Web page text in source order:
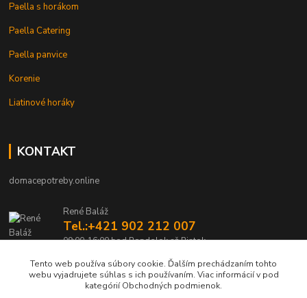
Paella s horákom
Paella Catering
Paella panvice
Korenie
Liatinové horáky
KONTAKT
domacepotreby.online
René Baláž
Tel.:+421 902 212 007
09:00-16:00 hod Pondelok až Piatok
info@domacepotreby.online
Tento web používa súbory cookie. Ďalším prechádzaním tohto
webu vyjadrujete súhlas s ich používaním. Viac informácií v pod
kategórií Obchodných podmienok.